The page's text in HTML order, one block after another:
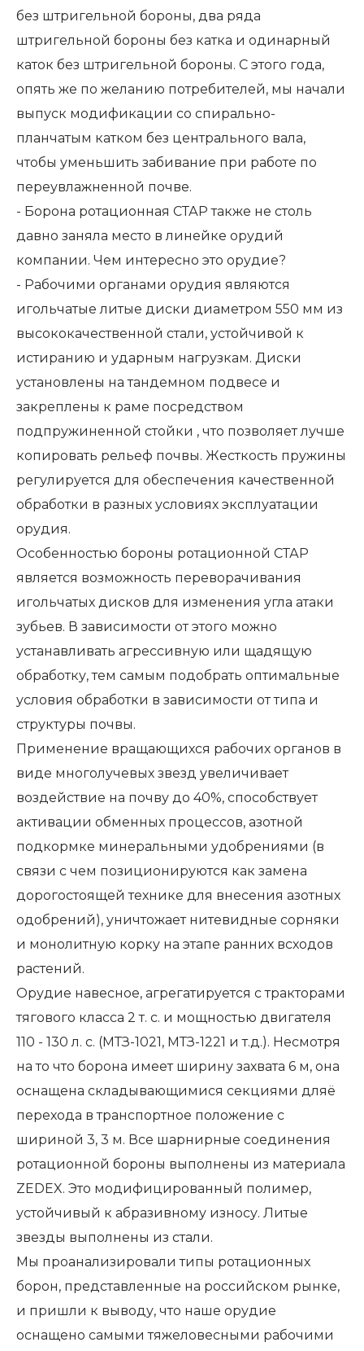
без штригельной бороны, два ряда
штригельной бороны без катка и одинарный
каток без штригельной бороны. С этого года,
опять же по желанию потребителей, мы начали
выпуск модификации со спирально-
планчатым катком без центрального вала,
чтобы уменьшить забивание при работе по
переувлажненной почве.
- Борона ротационная СТАР также не столь
давно заняла место в линейке орудий
компании. Чем интересно это орудие?
- Рабочими органами орудия являются
игольчатые литые диски диаметром 550 мм из
высококачественной стали, устойчивой к
истиранию и ударным нагрузкам. Диски
установлены на тандемном подвесе и
закреплены к раме посредством
подпружиненной стойки , что позволяет лучше
копировать рельеф почвы. Жесткость пружины
регулируется для обеспечения качественной
обработки в разных условиях эксплуатации
орудия.
Особенностью бороны ротационной СТАР
является возможность переворачивания
игольчатых дисков для изменения угла атаки
зубьев. В зависимости от этого можно
устанавливать агрессивную или щадящую
обработку, тем самым подобрать оптимальные
условия обработки в зависимости от типа и
структуры почвы.
Применение вращающихся рабочих органов в
виде многолучевых звезд увеличивает
воздействие на почву до 40%, способствует
активации обменных процессов, азотной
подкормке минеральными удобрениями (в
связи с чем позиционируются как замена
дорогостоящей технике для внесения азотных
одобрений), уничтожает нитевидные сорняки
и монолитную корку на этапе ранних всходов
растений.
Орудие навесное, агрегатируется с тракторами
тягового класса 2 т. с. и мощностью двигателя
110 - 130 л. с. (МТЗ-1021, МТЗ-1221 и т.д.). Несмотря
на то что борона имеет ширину захвата 6 м, она
оснащена складывающимися секциями дляё
перехода в транспортное положение с
шириной 3, 3 м. Все шарнирные соединения
ротационной бороны выполнены из материала
ZEDEX. Это модифицированный полимер,
устойчивый к абразивному износу. Литые
звезды выполнены из стали.
Мы проанализировали типы ротационных
борон, представленные на российском рынке,
и пришли к выводу, что наше орудие
оснащено самыми тяжеловесными рабочими